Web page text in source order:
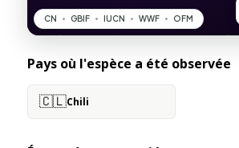
Pays où l'espèce a été observée
🇨🇱Chili